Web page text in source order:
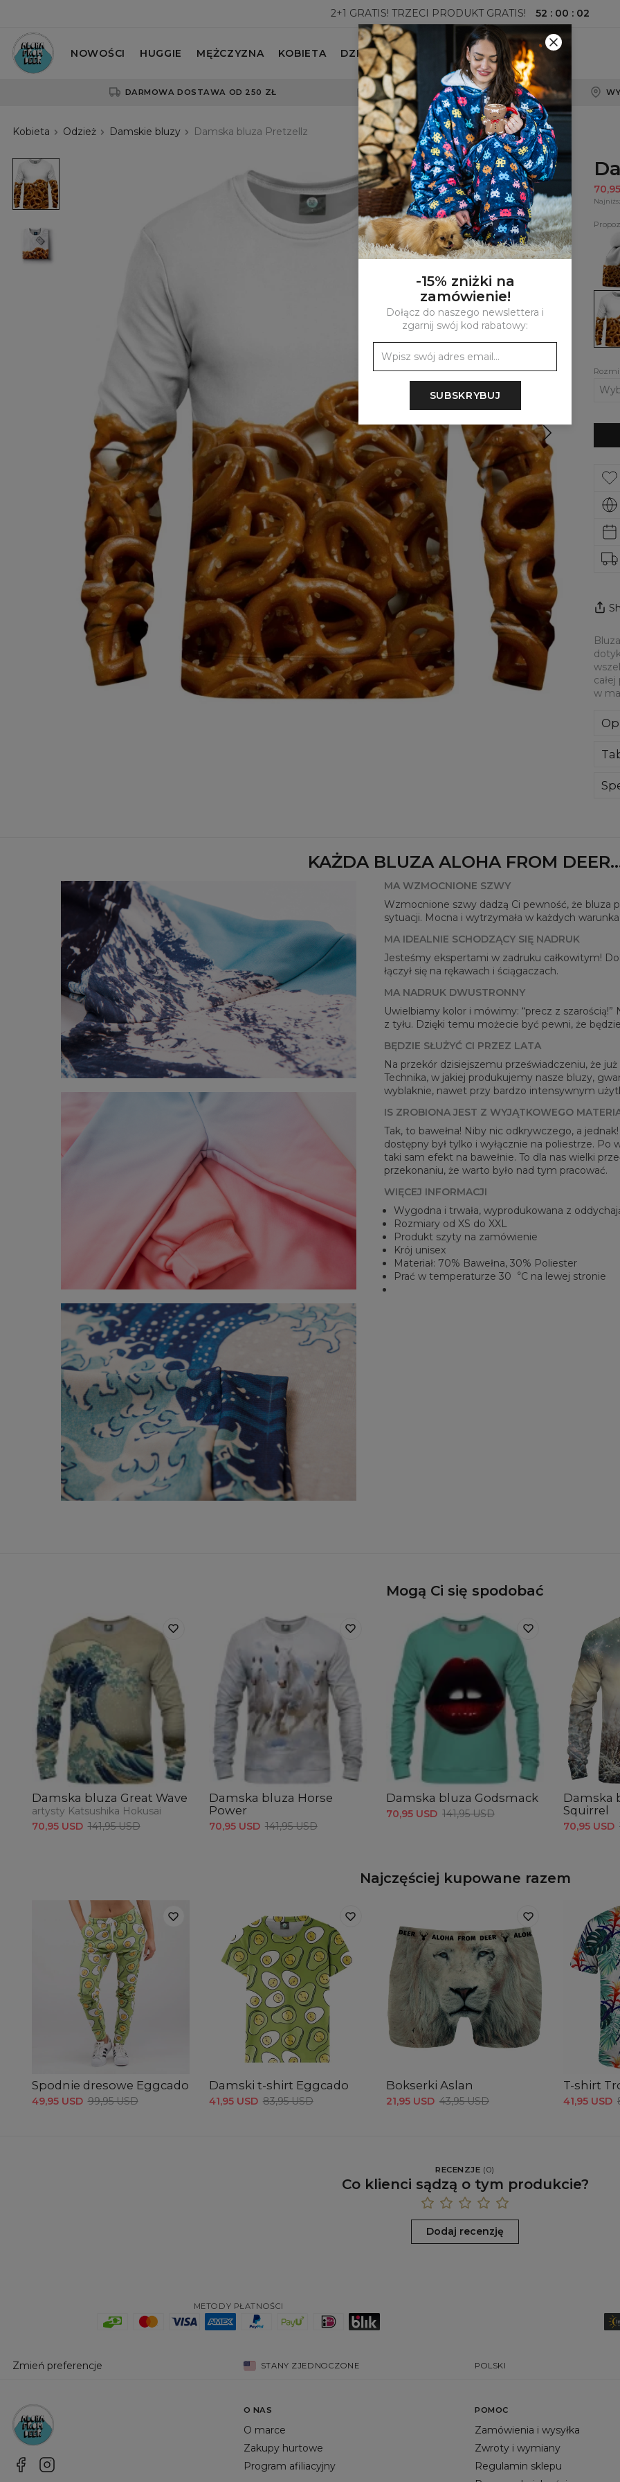
2+1 GRATIS! TRZECI PRODUKT GRATIS! 52 : 00 : 00
NOWOŚCI HUGGIE MĘŻCZYZNA KOBIETA DZIECKO
DARMOWA DOSTAWA OD 250 ZŁ 100-DNIOWE PRAWO ZWROTU
Kobieta Odzież Damskie bluzy Damska bluza Pretzellz
Damska
bluza
Pretzellz
bluza
Pretzellz
bluza
w
CM
C
KAŻDA BLUZA ALOHA FROM
MA WZMOCNIONE SZWY
Wzmocnione szwy dadzą Ci pewność, że bluza
sytuacji. Mocna i wytrzymała w każdych
MA IDEALNIE SCHODZĄCY SIĘ NADRUK
Jesteśmy ekspertami w zadruku całkowitym!
łączył się na rękawach i ściągaczach.
MA NADRUK DWUSTRONNY
Uwielbiamy kolor i mówimy: “precz z
z tyłu. Dzięki temu możecie być pewni, że
BĘDZIE SŁUŻYĆ CI PRZEZ LATA
Na przekór dzisiejszemu przeświadczeniu, że
Technika, w jakiej produkujemy nasze bluzy,
wyblaknie, nawet przy bardzo intensywnym
IS ZROBIONA JEST Z WYJĄTKOWEGO
Tak, to bawełna! Niby nic odkrywczego, a
dostępny był tylko i wyłącznie na poliestrze. Po
taki sam efekt na bawełnie. To dla nas wielki
przekonaniu, że warto było nad tym pracować.
WIĘCEJ INFORMACJI
Wygodna i trwała, wyprodukowana z
Rozmiary od XS do XXL
Produkt szyty na zamówienie
Krój unisex
Materiał: 70% Bawełna, 30% Poliester
Prać w temperaturze 30︒C na lewej stronie
Mogą Ci się spodobać
Damska bluza Great Wave
artysty Katsushika Hokusai
70,95 USD 141,95 USD
Damska bluza Horse
Power
70,95 USD 141,95 USD
Damska bluza Godsmack
70,95 USD 141,95 USD
Damska
Squirrel
70,95 USD
Najczęściej kupowane razem
Spodnie dresowe Eggcado
49,95 USD 99,95 USD
Damski t-shirt Eggcado
41,95 USD 83,95 USD
Bokserki Aslan
21,95 USD 43,95 USD
T-shirt
41,95 USD
RECENZJE (0)
Co klienci sądzą o tym produkcie?
Dodaj recenzję
METODY PŁATNOŚCI
Zmień preferencje STANY ZJEDNOCZONE POLSKI
O NAS
O marce
Zakupy hurtowe
Program afiliacyjny
POMOC
Zamówienia i wysyłka
Zwroty i wymiany
Regulamin sklepu
-15% zniżki na
zamówienie!
Dołącz do naszego newslettera i
zgarnij swój kod rabatowy:
SUBSKRYBUJ